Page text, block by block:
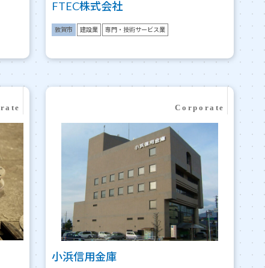
FTEC株式会社
敦賀市 建設業 専門・技術サービス業
小浜信用金庫